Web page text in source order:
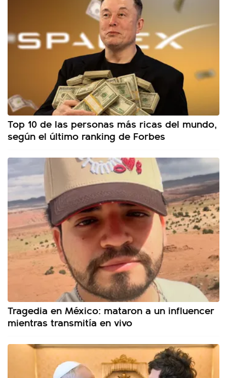
Top 10 de las personas más ricas del mundo,
según el último ranking de Forbes
Tragedia en México: mataron a un influencer
mientras transmitía en vivo